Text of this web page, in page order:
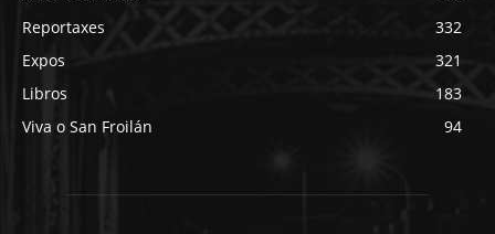
Reportaxes
332
Expos
321
Libros
183
Viva o San Froilán
94